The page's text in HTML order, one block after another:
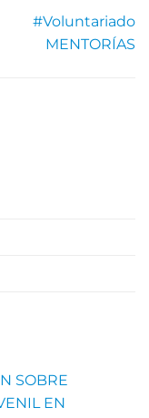
#Voluntariado
MENTORÍAS
SOBRE
EN